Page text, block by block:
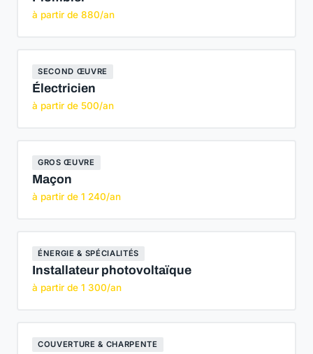
à partir de 880/an
SECOND ŒUVRE
Électricien
à partir de 500/an
GROS ŒUVRE
Maçon
à partir de 1 240/an
ÉNERGIE & SPÉCIALITÉS
Installateur photovoltaïque
à partir de 1 300/an
COUVERTURE & CHARPENTE